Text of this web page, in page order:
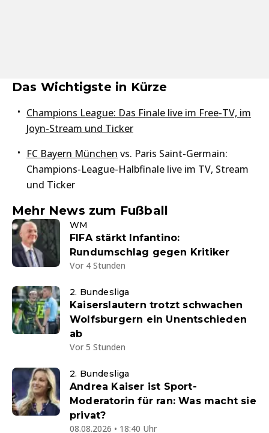
Das Wichtigste in Kürze
Champions League: Das Finale live im Free-TV, im
Joyn-Stream und Ticker
FC Bayern München vs. Paris Saint-Germain:
Champions-League-Halbfinale live im TV, Stream
und Ticker
Mehr News zum Fußball
WM
FIFA stärkt Infantino:
Rundumschlag gegen Kritiker
Vor 4 Stunden
2. Bundesliga
Kaiserslautern trotzt schwachen
Wolfsburgern ein Unentschieden
ab
Vor 5 Stunden
2. Bundesliga
Andrea Kaiser ist Sport-
Moderatorin für ran: Was macht sie
privat?
08.08.2026 • 18:40 Uhr